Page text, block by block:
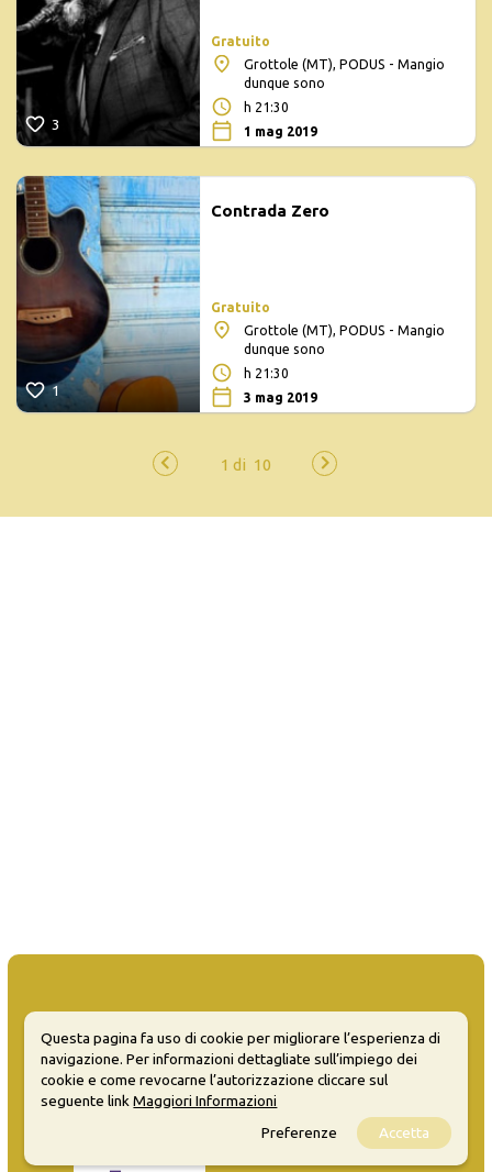
3
Gratuito
Grottole (MT), PODUS - Mangio
dunque sono
h 21:30
1 mag 2019
1
Contrada Zero
Gratuito
Grottole (MT), PODUS - Mangio
dunque sono
h 21:30
3 mag 2019
MATERA WELCOME EVENTS
Opendata
Questa pagina fa uso di cookie per migliorare l’esperienza di
navigazione. Per informazioni dettagliate sull’impiego dei
cookie e come revocarne l’autorizzazione cliccare sul
seguente linkMaggiori Informazioni
Preferenze
Accetta